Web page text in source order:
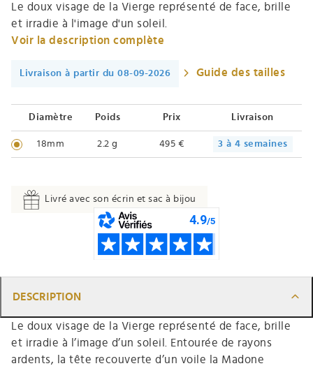
Le doux visage de la Vierge représenté de face, brille
et irradie à l'image d'un soleil.
Voir la description complète
Livraison à partir du 08-09-2026 Guide des tailles
Diamètre Poids Prix Livraison
18mm 2.2 g 495 € 3 à 4 semaines
Livré avec son écrin et sac à bijou
DESCRIPTION
Le doux visage de la Vierge représenté de face, brille
et irradie à l’image d’un soleil. Entourée de rayons
ardents, la tête recouverte d’un voile la Madone